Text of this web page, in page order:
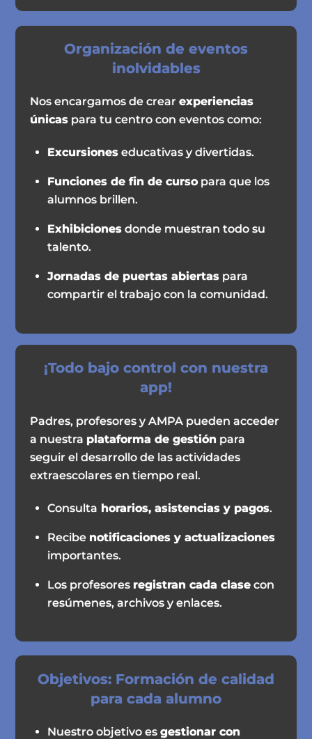
Organización de eventos
inolvidables
Nos encargamos de crear experiencias
únicaspara tu centro con eventos como:
Excursiones educativas y divertidas.
Funciones de fin de curso para que los
alumnos brillen.
Exhibiciones donde muestran todo su
talento.
Jornadas de puertas abiertas para
compartir el trabajo con la comunidad.
¡Todo bajo control con nuestra
app!
Padres, profesores y AMPA pueden acceder
a nuestra plataforma de gestión para
seguir el desarrollo de las actividades
extraescolares en tiempo real.
Consulta horarios, asistencias y pagos.
Recibe notificaciones y actualizaciones
importantes.
Los profesores registran cada clase con
resúmenes, archivos y enlaces.
Objetivos: Formación de calidad
para cada alumno
Nuestro objetivo esgestionar con